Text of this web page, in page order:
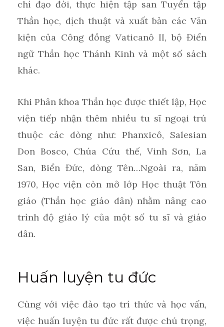
chí đạo đời, thực hiện tập san Tuyển tập
Thần học, dịch thuật và xuất bản các Văn
kiện của Công đồng Vaticanô II, bộ Điển
ngữ Thần học Thánh Kinh và một số sách
khác.
Khi Phân khoa Thần học được thiết lập, Học
viện tiếp nhận thêm nhiều tu sĩ ngoại trú
thuộc các dòng như: Phanxicô, Salesian
Don Bosco, Chúa Cứu thế, Vinh Sơn, La
San, Biển Đức, dòng Tên…Ngoài ra, năm
1970, Học viện còn mở lớp Học thuật Tôn
giáo (Thần học giáo dân) nhằm nâng cao
trình độ giáo lý của một số tu sĩ và giáo
dân.
Huấn luyện tu đức
Cùng với việc đào tạo trí thức và học vấn,
việc huấn luyện tu đức rất được chú trọng,